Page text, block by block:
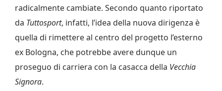
radicalmente cambiate. Secondo quanto riportato
da Tuttosport, infatti, l’idea della nuova dirigenza è
quella di rimettere al centro del progetto l’esterno
ex Bologna, che potrebbe avere dunque un
proseguo di carriera con la casacca della Vecchia
Signora.